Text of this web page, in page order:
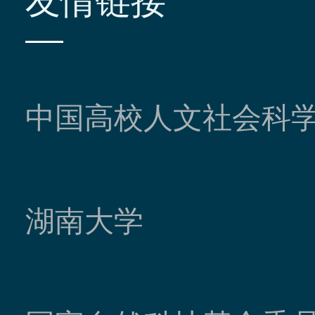
中国高校人文社会科
湖南大学